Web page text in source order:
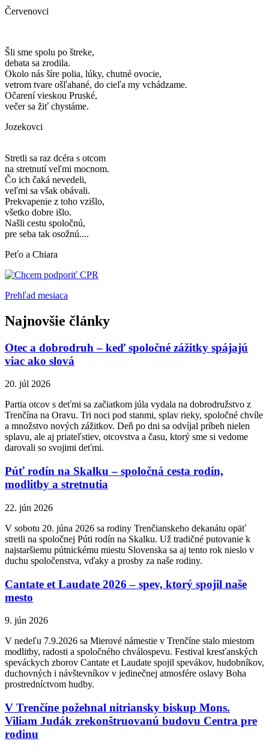
Červenovci
Šli sme spolu po štreke,
debata sa zrodila.
Okolo nás šíre polia, lúky, chutné ovocie,
vetrom tvare ošľahané, do cieľa my vchádzame.
Očarení vieskou Pruské,
večer sa žiť chystáme.
Jozekovci
Stretli sa raz dcéra s otcom
na stretnutí veľmi mocnom.
Čo ich čaká nevedeli,
veľmi sa však obávali.
Prekvapenie z toho vzišlo,
všetko dobre išlo.
Našli cestu spoločnú,
pre seba tak osožnú....
Peťo a Chiara
Prehľad mesiaca
Najnovšie články
Otec a dobrodruh – keď spoločné zážitky spájajú
viac ako slová
20. júl 2026
Partia otcov s deťmi sa začiatkom júla vydala na dobrodružstvo z
Trenčína na Oravu. Tri noci pod stanmi, splav rieky, spoločné chvíle
a množstvo nových zážitkov. Deň po dni sa odvíjal príbeh nielen
splavu, ale aj priateľstiev, otcovstva a času, ktorý sme si vedome
darovali so svojimi deťmi.
Púť rodín na Skalku – spoločná cesta rodín,
modlitby a stretnutia
22. jún 2026
V sobotu 20. júna 2026 sa rodiny Trenčianskeho dekanátu opäť
stretli na spoločnej Púti rodín na Skalku. Už tradičné putovanie k
najstaršiemu pútnickému miestu Slovenska sa aj tento rok nieslo v
duchu spoločenstva, vďaky a prosby za naše rodiny.
Cantate et Laudate 2026 – spev, ktorý spojil naše
mesto
9. jún 2026
V nedeľu 7.9.2026 sa Mierové námestie v Trenčíne stalo miestom
modlitby, radosti a spoločného chválospevu. Festival kresťanských
speváckych zborov Cantate et Laudate spojil spevákov, hudobníkov,
duchovných i návštevníkov v jedinečnej atmosfére oslavy Boha
prostredníctvom hudby.
V Trenčíne požehnal nitriansky biskup Mons.
Viliam Judák zrekonštruovanú budovu Centra pre
rodinu